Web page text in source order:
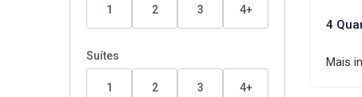
1 2 3 4+
Suítes
1 2 3 4+
4
Mais